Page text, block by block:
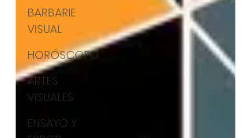
BARBARIE
VISUAL
HORÓSCOPO
ARTES
VISUALES
ENSAYO Y